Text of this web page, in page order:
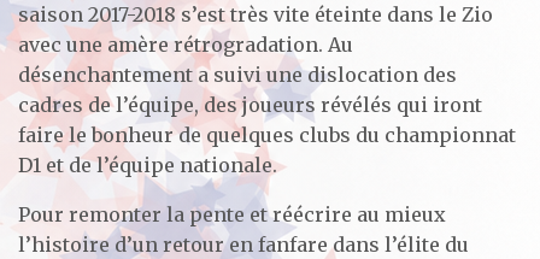
saison 2017-2018 s’est très vite éteinte dans le Zio
avec une amère rétrogradation. Au
désenchantement a suivi une dislocation des
cadres de l’équipe, des joueurs révélés qui iront
faire le bonheur de quelques clubs du championnat
D1 et de l’équipe nationale.
Pour remonter la pente et réécrire au mieux
l’histoire d’un retour en fanfare dans l’élite du